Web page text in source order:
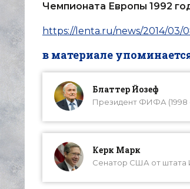
Чемпионата Европы 1992
https://lenta.ru/news/2014/03/
в материале
Блаттер Йозеф
Президент ФИФА (1998 -
Керк Марк
Сенатор США от штата